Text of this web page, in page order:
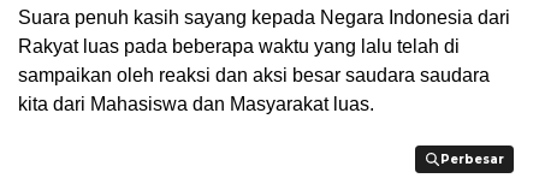
Suara penuh kasih sayang kepada Negara Indonesia dari
Rakyat luas pada beberapa waktu yang lalu telah di
sampaikan oleh reaksi dan aksi besar saudara saudara
kita dari Mahasiswa dan Masyarakat luas.
Perbesar
Perbesar